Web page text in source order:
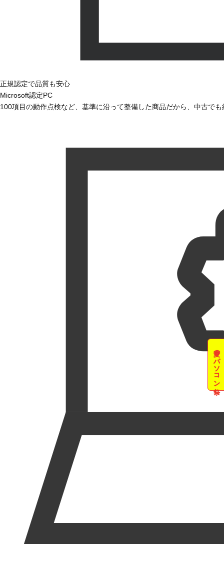
夏のパソコン祭
正規認定で品質も安心
Microsoft認定PC
100項目の動作点検など、基準に沿って整備した商品だから、中古で